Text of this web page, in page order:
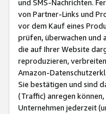
und SMS-Nachrichten.
von Partner-Links und
vor dem Kauf eines
prüfen, überwachen und
die auf Ihrer Website
reproduzieren,
Amazon-
Sie bestätigen und sind
(Traffic) anregen
Unternehmen jederzeit